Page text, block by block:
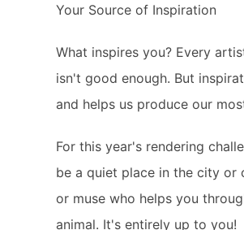
Your Source of Inspiration
What inspires you? Every
isn't good enough. But
and helps us produce our
For this year's rendering
be a quiet place in the city or
or muse who helps you
animal. It's entirely up to you!